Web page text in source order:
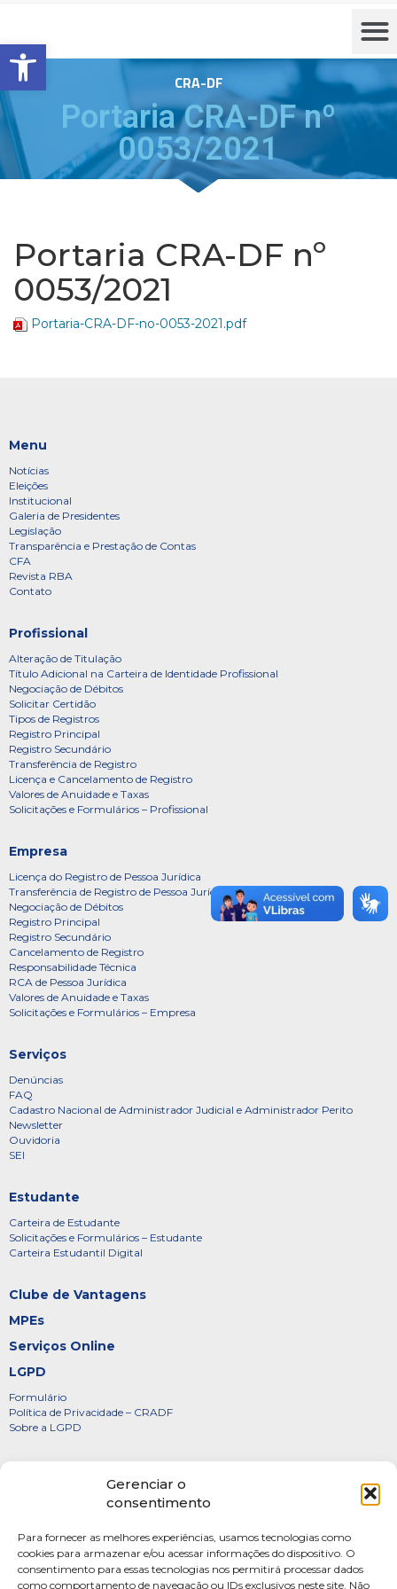
Barra de Ferramentas Aberta
Gerenciar o
consentimento
Para fornecer as melhores experiências, usamos tecnologias como
cookies para armazenar e/ou acessar informações do dispositivo. O
consentimento para essas tecnologias nos permitirá processar dados
como comportamento de navegação ou IDs exclusivos neste site. Não
CRA-DF
Portaria CRA-DF nº
0053/2021
Portaria CRA-DF nº
0053/2021
Portaria-CRA-DF-no-0053-2021.pdf
Menu
Notícias
Eleições
Institucional
Galeria de Presidentes
Legislação
Transparência e Prestação de Contas
CFA
Revista RBA
Contato
Profissional
Alteração de Titulação
Título Adicional na Carteira de Identidade Profissional
Negociação de Débitos
Solicitar Certidão
Tipos de Registros
Registro Principal
Registro Secundário
Transferência de Registro
Licença e Cancelamento de Registro
Valores de Anuidade e Taxas
Solicitações e Formulários – Profissional
Empresa
Licença do Registro de Pessoa Jurídica
Transferência de Registro de Pessoa Jurídica
Negociação de Débitos
Registro Principal
Registro Secundário
Cancelamento de Registro
Responsabilidade Técnica
RCA de Pessoa Jurídica
Valores de Anuidade e Taxas
Solicitações e Formulários – Empresa
Serviços
Denúncias
FAQ
Cadastro Nacional de Administrador Judicial e Administrador Perito
Newsletter
Ouvidoria
SEI
Estudante
Carteira de Estudante
Solicitações e Formulários – Estudante
Carteira Estudantil Digital
Clube de Vantagens
MPEs
Serviços Online
LGPD
Formulário
Política de Privacidade – CRADF
Sobre a LGPD
Diretoria
FOTOS